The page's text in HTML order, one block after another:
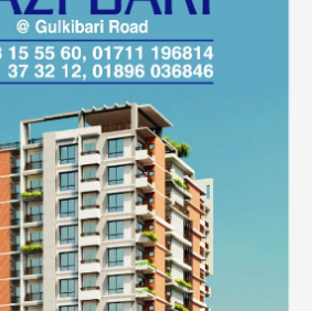
গণভোটের জনরায় ও জুলাই সনদ
বাস্তবায়নের দাবিতে বিক্ষোভ মিছিল
অনুষ্ঠিত
কুড়িগ্রাম কৃষি বিশ্ববিদ্যালয়ের স্থায়ী
ক্যাম্পাস নির্মাণে ইউজিসির সমন্বয়
সভা অনুষ্ঠিত
শহীদদের অসম্পূর্ণ মিশন সম্পন্ন করে
তবেই আমরা তৃপ্তিভোজন করব-
মুফতি আলী হাসান উসামা